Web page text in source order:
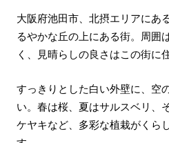
大阪府池田市、北摂エリアにあ
るやかな丘の上にある街。周囲
く、見晴らしの良さはこの街に
すっきりとした白い外壁に、空
い。春は桜、夏はサルスベリ、
ケヤキなど、多彩な植栽がくら